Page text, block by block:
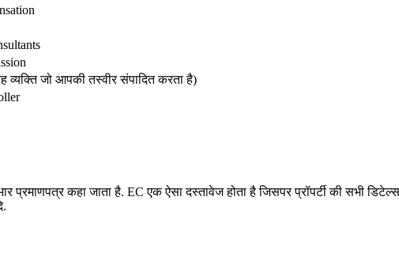
व्यक्ति जो आपकी तस्वीर संपादित करता है)
प्रमाणपत्र कहा जाता है. EC एक ऐसा दस्तावेज होता है जिसपर प्रॉपर्टी की सभी